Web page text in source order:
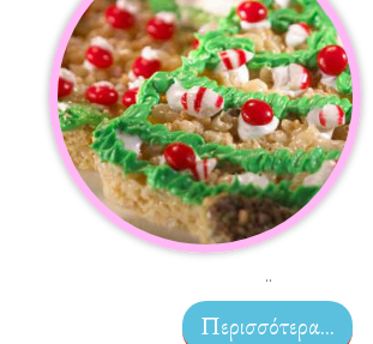
..
Περισσότερα...